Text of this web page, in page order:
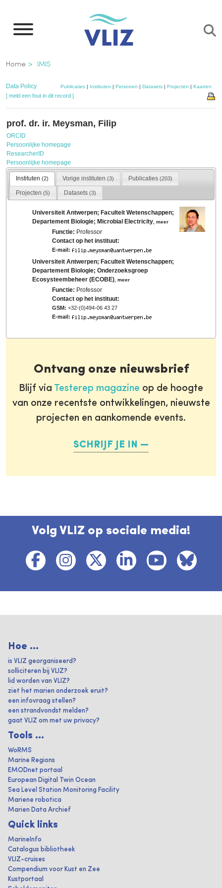
naar
inhoud
gaan
Kruimelpad
Home IMIS
Data Policy Publicaties| Instituten | Personen | Datasets| Projecten | Kaarten
[ meld een fout in dit record ]
prof. dr. ir. Meysman, Filip
ORCID
Persoonlijke homepage
ResearcherID
Persoonlijke homepage
Instituten (2) Vorige instituten(3) Publicaties (203)
Projecten (5) Datasets(3)
Universiteit Antwerpen; Faculteit Wetenschappen;
Departement Biologie; Microbial Electricity ,meer
Functie: Professor
Contact op het instituut:
E-mail:
Universiteit Antwerpen; Faculteit Wetenschappen;
Departement Biologie; Onderzoeksgroep
Ecosysteembeheer (ECOBE) ,meer
Functie: Professor
Contact op het instituut:
GSM: +32-(0)494-06 43 27
E-mail:
Ontvang onze nieuwsbrief
Blijf via Testerep magazine op de hoogte
van onze recentste ontwikkelingen, nieuwste
projecten en aankomende events.
SCHRIJF JE IN
Volg VLIZ op sociale media!
Hoe ...
is VLIZ georganiseerd?
solliciteren bij VLIZ?
lid worden van VLIZ?
ziet het marien onderzoek eruit?
een infovraag stellen?
een strandvondst melden?
gaat VLIZ om met uw privacy?
Tools ...
WoRMS
Marine Regions
EMODnet portaal
European Digital Twin Ocean
Sea Level Station Monitoring Facility
Mariene robotica
Marien Data Archief
Quick links
MarineInfo
Catalogus bibliotheek
VLIZ-cruises
Compendium voor Kust en Zee
Kustportaal